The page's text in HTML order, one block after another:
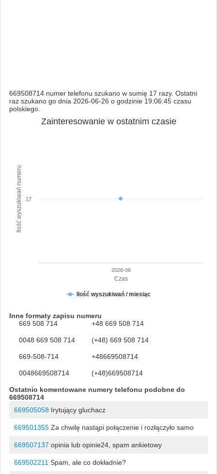
669508714 numer telefonu szukano w sumię 17 razy. Ostatni
raz szukano go dnia 2026-06-26 o godzinie 19:06:45 czasu
polskiego.
Czas
Ilość wyszukiwań numeru
Zainteresowanie w ostatnim czasie
Ilość wyszukiwań / miesiąc
2026-06
17
Inne formaty zapisu numeru
669 508 714
+48 669 508 714
0048 669 508 714 (+48) 669 508 714
669-508-714 +48669508714
0048669508714 (+48)669508714
Ostatnio komentowane numery telefonu podobne do
669508714
669505058Irytujący gluchacz
669501355Za chwilę nastąpi połączenie i rozłączyło samo
669507137 opinia lub opinie24, spam ankietowy
669502211 Spam, ale co dokładnie?